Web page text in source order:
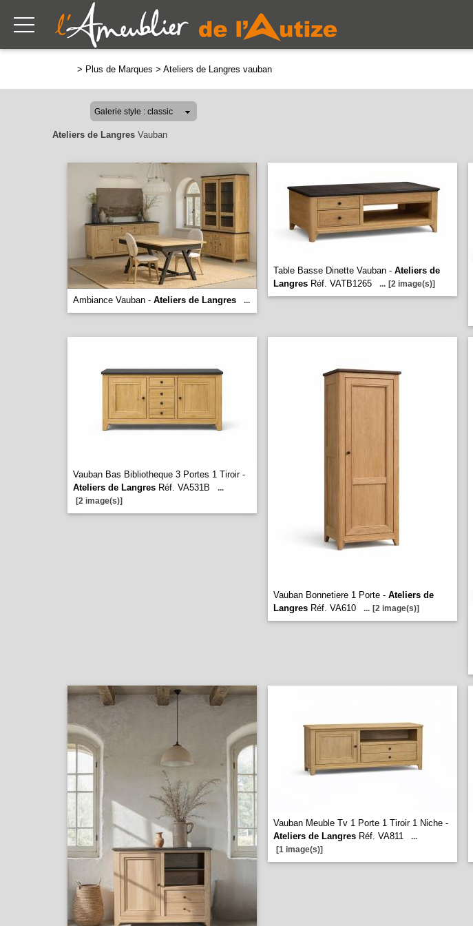
> Plus de Marques > Ateliers de Langres vauban
Ateliers de Langres Vauban
Ambiance Vauban - Ateliers de Langres ...
Table Basse Dinette Vauban - Ateliers de
Langres Réf. VATB1265 ... [2 image(s)]
Vauban Bas Bibliotheque 3 Portes 1 Tiroir -
Ateliers de Langres Réf. VA531B
...
[2 image(s)]
Vauban Bonnetiere 1 Porte - Ateliers de
Langres Réf. VA610 ... [2 image(s)]
Vauban Meuble Tv 1 Porte 1 Tiroir 1 Niche -
Ateliers de Langres Réf. VA811
...
[1 image(s)]